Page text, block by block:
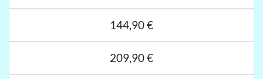
144,90 €
209,90 €